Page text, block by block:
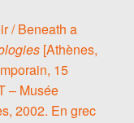
/ Beneath a
[Athènes,
15
– Musée
2002. En grec